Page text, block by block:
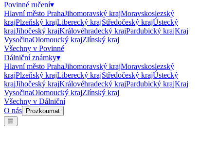
Povinné ručení▾
Hlavní město PrahaJihomoravský krajMoravskoslezský
krajPlzeňský krajLiberecký krajStředočeský krajÚstecký
krajJihočeský krajKrálovéhradecký krajPardubický krajKraj
VysočinaOlomoucký krajZlínský kraj
Všechny v Povinné
Dálniční známky▾
Hlavní město PrahaJihomoravský krajMoravskoslezský
krajPlzeňský krajLiberecký krajStředočeský krajÚstecký
krajJihočeský krajKrálovéhradecký krajPardubický krajKraj
VysočinaOlomoucký krajZlínský kraj
Všechny v Dálniční
O nás
Prozkoumat
☰